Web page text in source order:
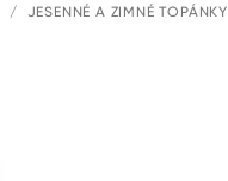
/ JESENNÉ A ZIMNÉ TOPÁNKY